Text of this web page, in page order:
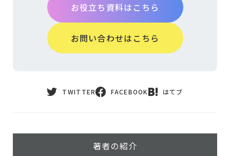
お役立ち資料はこちら
お問い合わせはこちら
TWITTER FACEBOOK はてブ
著者の紹介